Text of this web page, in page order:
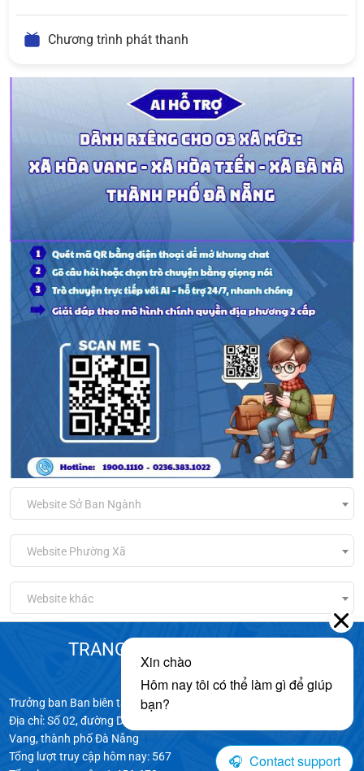
Chương trình phát thanh
Website Sở Ban Ngành
Website Phường Xã
Website khác
TRANG THÔNG TIN ĐIỆN TỬ
XÃ HÒA VANG
Trưởng ban Ban biên tập: Ông LÊ PHÚ NGUYỆN - Chủ tịch UBND xã
Địa chỉ: Số 02, đường Dương Lâm 2, thôn Dương Lâm 1, xã Hòa
Vang, thành phố Đà Nẵng
Tổng lượt truy cập hôm nay: 567